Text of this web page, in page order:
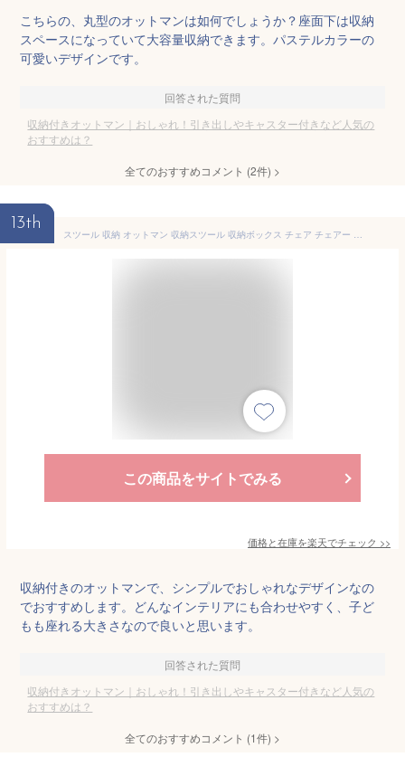
こちらの、丸型のオットマンは如何でしょうか？座面下は収納
スペースになっていて大容量収納できます。パステルカラーの
可愛いデザインです。
回答された質問
収納付きオットマン｜おしゃれ！引き出しやキャスター付きなど人気の
おすすめは？
全てのおすすめコメント (2件) >
13th
スツール 収納 オットマン 収納スツール 収納ボックス チェア チェアー 収納付き 収納ボックス メイクボックス 収納ベンチ ボックス収納 おしゃれ 子供 座れる 玄関 おもちゃ箱 収納チェア【送料無料】
この商品をサイトでみる
価格と在庫を楽天でチェック >>
収納付きのオットマンで、シンプルでおしゃれなデザインなの
でおすすめします。どんなインテリアにも合わせやすく、子ど
もも座れる大きさなので良いと思います。
回答された質問
収納付きオットマン｜おしゃれ！引き出しやキャスター付きなど人気の
おすすめは？
全てのおすすめコメント (1件) >